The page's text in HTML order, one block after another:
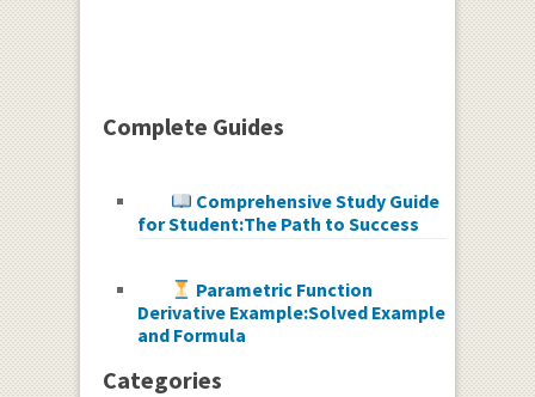
Complete Guides
Comprehensive Study Guide
for Student:The Path to Success
Parametric Function
Derivative Example:Solved Example
and Formula
Categories